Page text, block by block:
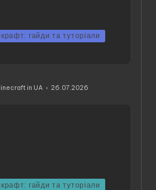
гайди та туторіали
in UA 26.07.2026
гайди та туторіали